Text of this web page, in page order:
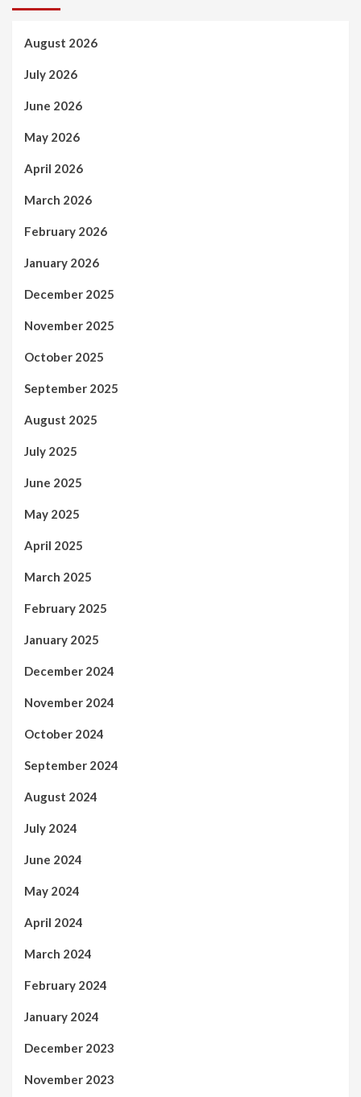
August 2026
July 2026
June 2026
May 2026
April 2026
March 2026
February 2026
January 2026
December 2025
November 2025
October 2025
September 2025
August 2025
July 2025
June 2025
May 2025
April 2025
March 2025
February 2025
January 2025
December 2024
November 2024
October 2024
September 2024
August 2024
July 2024
June 2024
May 2024
April 2024
March 2024
February 2024
January 2024
December 2023
November 2023